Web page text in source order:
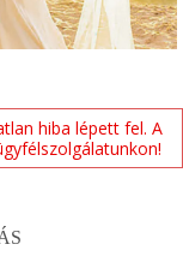
hiba lépett fel. A